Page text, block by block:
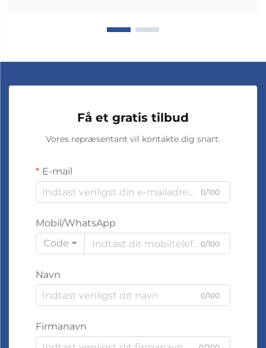
Få et gratis tilbud
Vores repræsentant vil kontakte dig snart.
E-mail
0/100
Mobil/WhatsApp
Code
0/100
Navn
0/100
Firmanavn